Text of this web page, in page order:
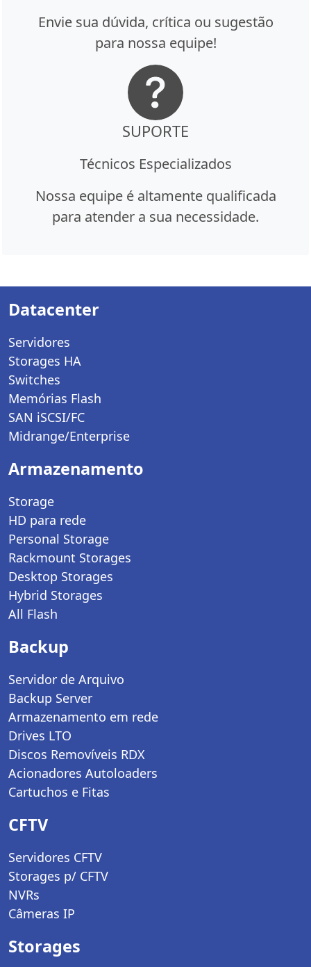
Envie sua dúvida, crítica ou sugestão
para nossa equipe!
SUPORTE
Técnicos Especializados
Nossa equipe é altamente qualificada
para atender a sua necessidade.
Datacenter
Servidores
Storages HA
Switches
Memórias Flash
SAN iSCSI/FC
Midrange/Enterprise
Armazenamento
Storage
HD para rede
Personal Storage
Rackmount Storages
Desktop Storages
Hybrid Storages
All Flash
Backup
Servidor de Arquivo
Backup Server
Armazenamento em rede
Drives LTO
Discos Removíveis RDX
Acionadores Autoloaders
Cartuchos e Fitas
CFTV
Servidores CFTV
Storages p/ CFTV
NVRs
Câmeras IP
Storages